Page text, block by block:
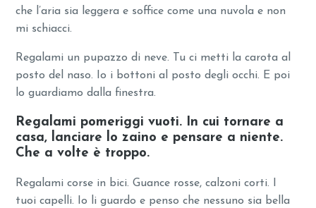
che l’aria sia leggera e soffice come una nuvola e non
mi schiacci.
Regalami un pupazzo di neve. Tu ci metti la carota al
posto del naso. Io i bottoni al posto degli occhi. E poi
lo guardiamo dalla finestra.
Regalami pomeriggi vuoti. In cui tornare a
casa, lanciare lo zaino e pensare a niente.
Che a volte è troppo.
Regalami corse in bici. Guance rosse, calzoni corti. I
tuoi capelli. Io li guardo e penso che nessuno sia bella